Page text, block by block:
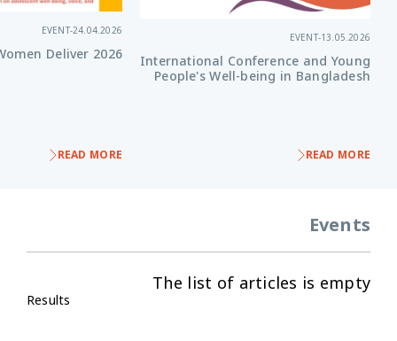
13.05.2026
-
EVENT
International Conference and Young
People's Well-being in Bangladesh
READ MORE
24.04.2026
-
EVENT
Deliver 2026
READ MORE
Events
The list of articles is empty
Results